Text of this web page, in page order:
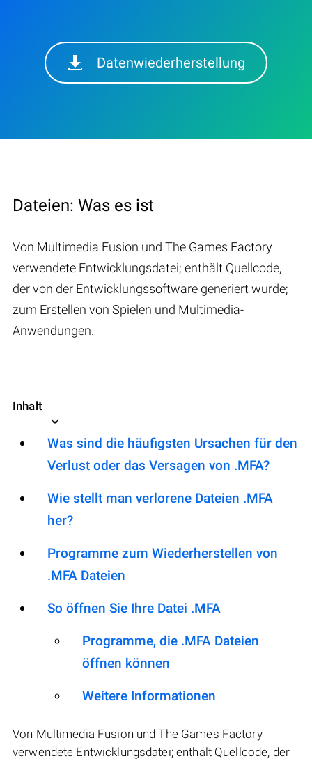
Datenwiederherstellung
Dateien: Was es ist
Von Multimedia Fusion und The Games Factory
verwendete Entwicklungsdatei; enthält Quellcode,
der von der Entwicklungssoftware generiert wurde;
zum Erstellen von Spielen und Multimedia-
Anwendungen.
Inhalt
Was sind die häufigsten Ursachen für den
Verlust oder das Versagen von .MFA?
Wie stellt man verlorene Dateien .MFA
her?
Programme zum Wiederherstellen von
.MFA Dateien
So öffnen Sie Ihre Datei .MFA
Programme, die .MFA Dateien
öffnen können
Weitere Informationen
Von Multimedia Fusion und The Games Factory
verwendete Entwicklungsdatei; enthält Quellcode, der